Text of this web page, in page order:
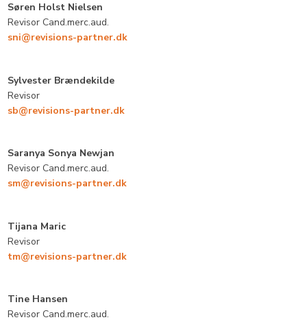
Søren Holst Nielsen
Revisor Cand.merc.aud.
sni@revisions-partner.dk
Sylvester Brændekilde
​Revisor
sb@revisions-partner.dk
Saranya Sonya Newjan
​Revisor Cand.merc.aud.
sm@revisions-partner.dk
Tijana Maric
​Revisor
tm@revisions-partner.dk
Tine Hansen
​Revisor Cand.merc.aud.